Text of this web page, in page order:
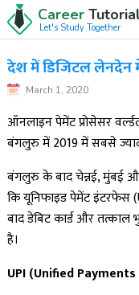
Career
Let's Study
देश में डिजिटल लेनदेन
March 1, 2020
ऑनलाइन पेमेंट प्रोसेसर
बंगलुरु में 2019 में सबसे
बंगलुरु के बाद चेन्नई, मुंबई और
कि यूनिफाइड पेमेंट इंटरफेस
बाद डेबिट कार्ड और तत्काल
है।
UPI (Unified